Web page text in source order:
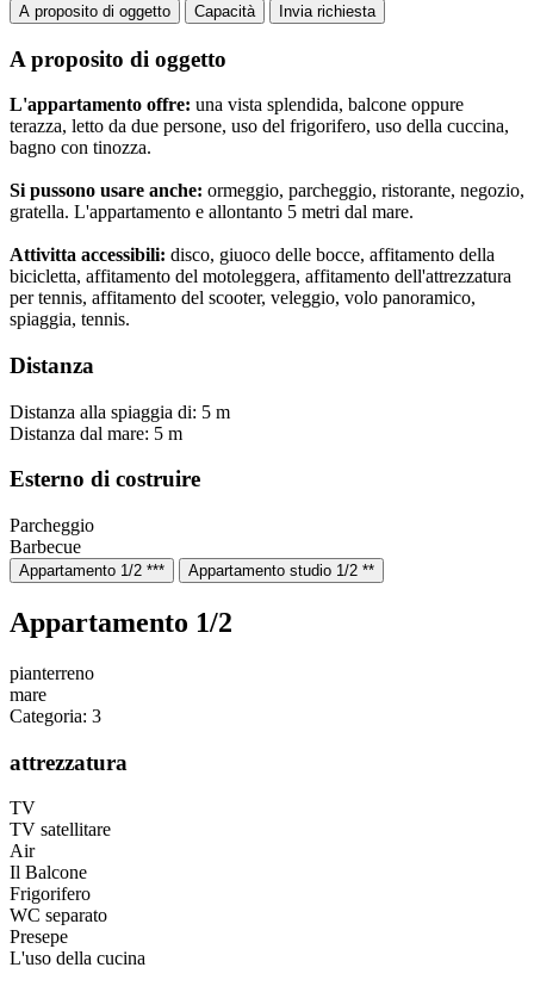
A proposito di oggetto Capacità Invia richiesta
A proposito di oggetto
L'appartamento offre: una vista splendida, balcone oppure
terazza, letto da due persone, uso del frigorifero, uso della cuccina,
bagno con tinozza.
Si pussono usare anche: ormeggio, parcheggio, ristorante, negozio,
gratella. L'appartamento e allontanto 5 metri dal mare.
Attivitta accessibili: disco, giuoco delle bocce, affitamento della
bicicletta, affitamento del motoleggera, affitamento dell'attrezzatura
per tennis, affitamento del scooter, veleggio, volo panoramico,
spiaggia, tennis.
Distanza
Distanza alla spiaggia di: 5 m
Distanza dal mare: 5 m
Esterno di costruire
Parcheggio
Barbecue
Appartamento 1/2 *** Appartamento studio 1/2 **
Appartamento 1/2
pianterreno
mare
Categoria: 3
attrezzatura
TV
TV satellitare
Air
Il Balcone
Frigorifero
WC separato
Presepe
L'uso della cucina